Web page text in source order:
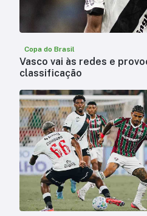
Copa do Brasil
Vasco vai às redes e
classificação